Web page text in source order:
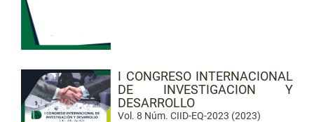
I CONGRESO INTERNACIONAL
DE INVESTIGACION Y
DESARROLLO
Vol. 8 Núm. CIID-EQ-2023 (2023)